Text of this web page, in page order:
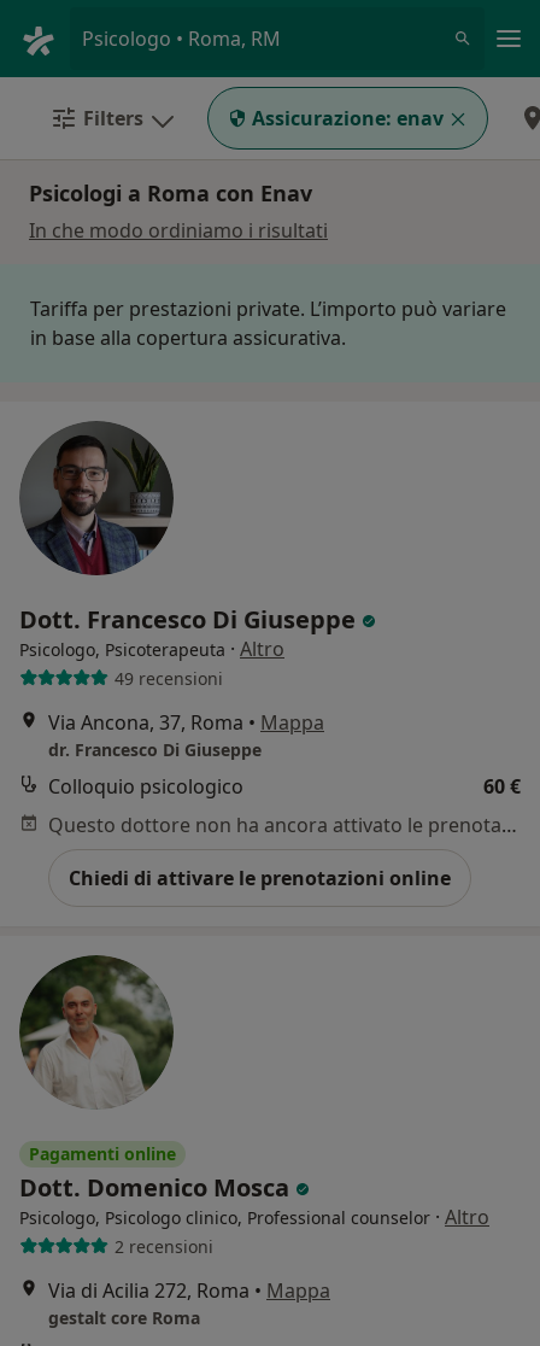
Psicologo • Roma, RM
Filters Assicurazione: enav
Psicologi a Roma con Enav
In che modo ordiniamo i risultati
Tariffa per prestazioni private. L’importo può variare
in base alla copertura assicurativa.
Dott. Francesco Di Giuseppe
Psicologo, Psicoterapeuta · Altro
49 recensioni
Via Ancona, 37, Roma • Mappa
dr. Francesco Di Giuseppe
Colloquio psicologico
60 €
Questo dottore non ha ancora attivato le prenotazioni online presso questo indirizzo.
Chiedi di attivare le prenotazioni online
Pagamenti online
Dott. Domenico Mosca
Psicologo, Psicologo clinico, Professional counselor · Altro
2 recensioni
Via di Acilia 272, Roma • Mappa
gestalt core Roma